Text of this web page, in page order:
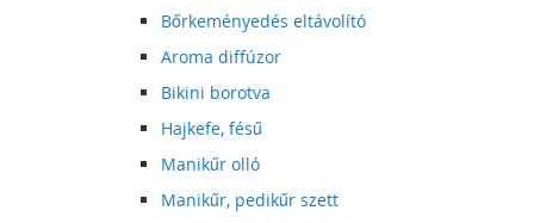
Bőrkeményedés eltávolító
Aroma diffúzor
Bikini borotva
Hajkefe, fésű
Manikűr olló
Manikűr, pedikűr szett